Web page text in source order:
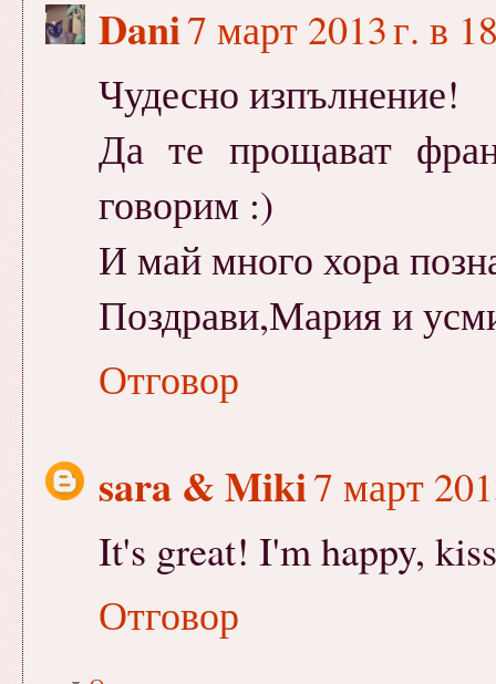
Dani7 март 2013 г. в
Чудесно изпълнение!
Да те прощават
говорим :)
И май много хора
Поздрави,Мария и
Отговор
sara & Miki7 март
It's great! I'm happy,
Отговор